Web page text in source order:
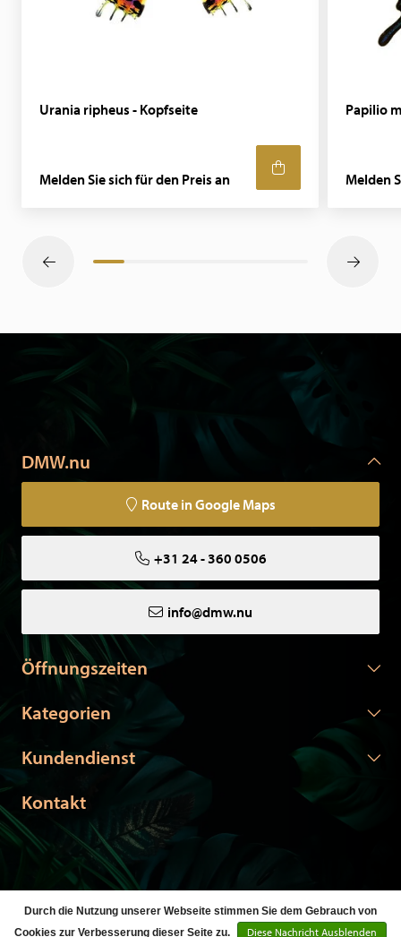
Urania ripheus - Kopfseite
Melden Sie sich für den Preis an
Papilio
Melden
DMW.nu
Route in Google Maps
+31 24 - 360 0506
info@dmw.nu
Öffnungszeiten
Kategorien
Kundendienst
Kontakt
© Copyright 2026 DMW.nu -Webshop laten makendoor Red
Durch die Nutzung unserer Webseite stimmen Sie dem Gebrauch von
Cookies zur Verbesserung dieser Seite zu.
Diese Nachricht Ausblenden